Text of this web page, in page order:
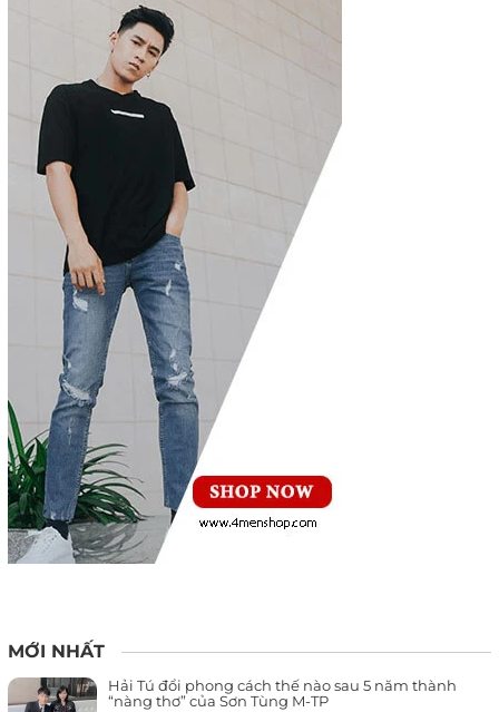
MỚI NHẤT
Hải Tú đổi phong cách thế nào sau 5 năm thành
“nàng thơ” của Sơn Tùng M-TP